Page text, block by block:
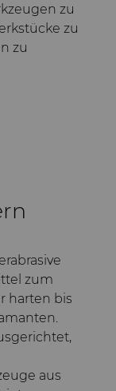
zu
zu
zu
zum
harten bis
aus